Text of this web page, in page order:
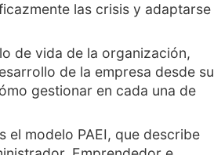
las crisis y adaptarse
de vida de la organización,
de la empresa desde su
gestionar en cada una de
el modelo PAEI, que describe